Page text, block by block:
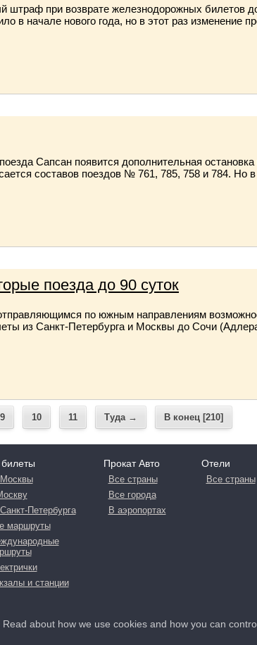
при возврате железнодорожных билетов
в начале нового года, но в этот раз изменение
Сапсан появится дополнительная
составов поездов № 761, 785, 758 и 784.
поезда до 90 суток
по южным направлениям
из Санкт-Петербурга и Москвы до Сочи
9 10 11 Туда → В конец [210]
Петербурга
маршруты
и станции
Прокат Авто
Все страны
Все города
В аэропортах
Отели
Все страны
about how we use cookies and how you can